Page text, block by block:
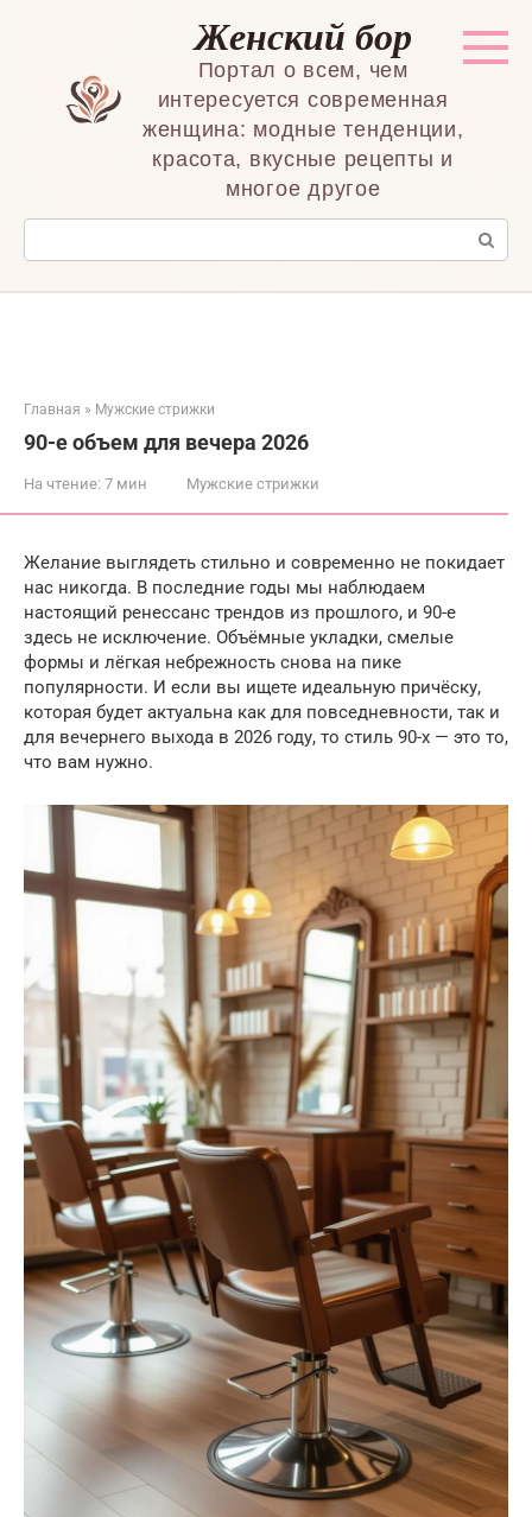
Женский бор
Портал о всем, чем
интересуется современная
женщина: модные тенденции,
красота, вкусные рецепты и
многое другое
Поиск:
Главная » Мужские стрижки
90-е объем для вечера 2026
На чтение: 7 мин Мужские стрижки
Желание выглядеть стильно и современно не покидает
нас никогда. В последние годы мы наблюдаем
настоящий ренессанс трендов из прошлого, и 90-е
здесь не исключение. Объёмные укладки, смелые
формы и лёгкая небрежность снова на пике
популярности. И если вы ищете идеальную причёску,
которая будет актуальна как для повседневности, так и
для вечернего выхода в 2026 году, то стиль 90-х — это то,
что вам нужно.